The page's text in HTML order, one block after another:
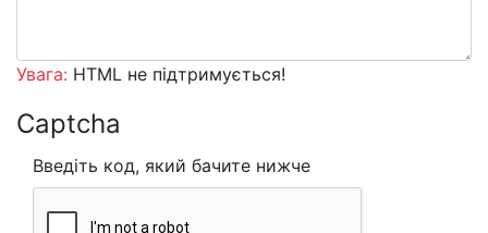
Увага: HTML не підтримується!
Captcha
Введіть код, який бачите нижче